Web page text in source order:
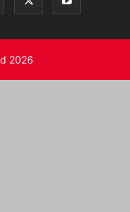
2026